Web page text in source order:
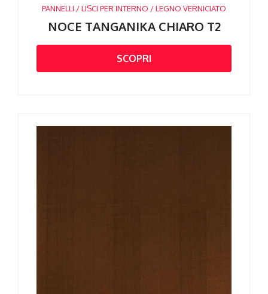
PANNELLI / LISCI PER INTERNO / LEGNO VERNICIATO
NOCE TANGANIKA CHIARO T2
SCOPRI